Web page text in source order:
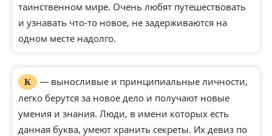
таинственном мире. Очень любят путешествовать
и узнавать что-то новое, не задерживаются на
одном месте надолго.
К
— выносливые и принципиальные личности,
легко берутся за новое дело и получают новые
умения и знания. Люди, в имени которых есть
данная буква, умеют хранить секреты. Их девиз по